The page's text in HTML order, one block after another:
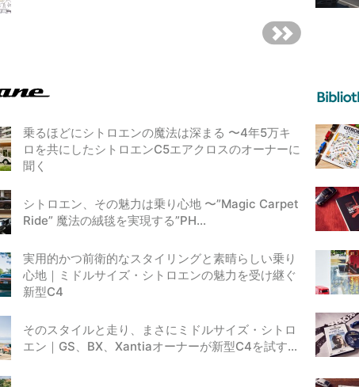
乗るほどにシトロエンの魔法は深まる 〜4年5万キ
ロを共にしたシトロエンC5エアクロスのオーナーに
聞く
シトロエン、その魅力は乗り心地 〜”Magic Carpet
Ride” 魔法の絨毯を実現する”PH…
実用的かつ前衛的なスタイリングと素晴らしい乗り
心地｜ミドルサイズ・シトロエンの魅力を受け継ぐ
新型C4
そのスタイルと走り、まさにミドルサイズ・シトロ
エン｜GS、BX、Xantiaオーナーが新型C4を試す…